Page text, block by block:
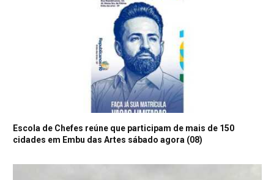
Escola de Chefes reúne que participam de mais de 150
cidades em Embu das Artes sábado agora (08)